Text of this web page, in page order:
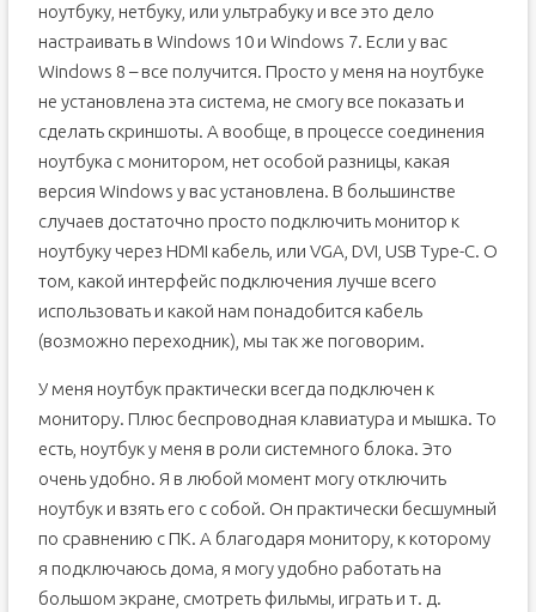
ноутбуку, нетбуку, или ультрабуку и все это дело
настраивать в Windows 10 и Windows 7. Если у вас
Windows 8 – все получится. Просто у меня на ноутбуке
не установлена эта система, не смогу все показать и
сделать скриншоты. А вообще, в процессе соединения
ноутбука с монитором, нет особой разницы, какая
версия Windows у вас установлена. В большинстве
случаев достаточно просто подключить монитор к
ноутбуку через HDMI кабель, или VGA, DVI, USB Type-C. О
том, какой интерфейс подключения лучше всего
использовать и какой нам понадобится кабель
(возможно переходник), мы так же поговорим.
У меня ноутбук практически всегда подключен к
монитору. Плюс беспроводная клавиатура и мышка. То
есть, ноутбук у меня в роли системного блока. Это
очень удобно. Я в любой момент могу отключить
ноутбук и взять его с собой. Он практически бесшумный
по сравнению с ПК. А благодаря монитору, к которому
я подключаюсь дома, я могу удобно работать на
большом экране, смотреть фильмы, играть и т. д.